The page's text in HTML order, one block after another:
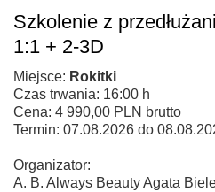
Szkolenie z
1:1 + 2-3D
Miejsce: Rokitki
Czas trwania: 16:00 h
Cena: 4 990,00 PLN brutto
Termin: 07.08.2026 do
Organizator:
A. B. Always Beauty Agata